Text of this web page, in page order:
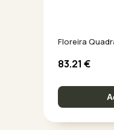
Floreira
83.21 €